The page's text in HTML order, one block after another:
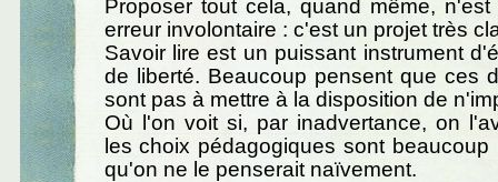
Proposer tout cela, quand même,
erreur involontaire : c'est un projet très
Savoir lire est un puissant instrument
de liberté. Beaucoup pensent que ces
sont pas à mettre à la disposition de
Où l'on voit si, par inadvertance, on
les choix pédagogiques sont beaucoup
qu'on ne le penserait naïvement.